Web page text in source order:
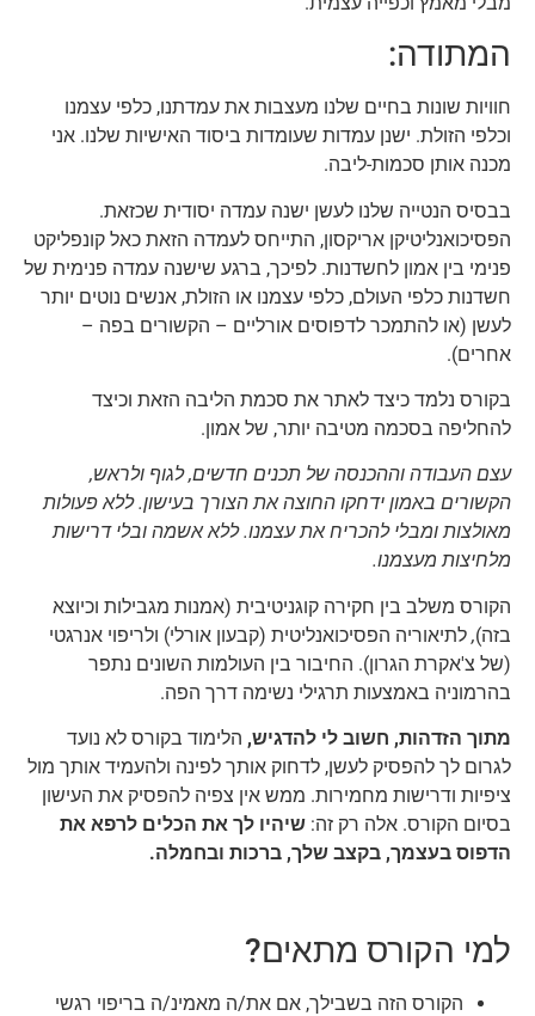
המתודה:
חוויות שונות בחיים שלנו מעצבות את עמדתנו, כלפי עצמנו
וכלפי הזולת. ישנן עמדות שעומדות ביסוד האישיות שלנו. אני
מכנה אותן סכמות-ליבה.
בבסיס הנטייה שלנו לעשן ישנה עמדה יסודית שכזאת.
הפסיכואנליטיקן אריקסון, התייחס לעמדה הזאת כאל קונפליקט
פנימי בין אמון לחשדנות. לפיכך, ברגע שישנה עמדה פנימית של
חשדנות כלפי העולם, כלפי עצמנו או הזולת, אנשים נוטים יותר
לעשן (או להתמכר לדפוסים אורליים – הקשורים בפה –
אחרים).
בקורס נלמד כיצד לאתר את סכמת הליבה הזאת וכיצד
להחליפה בסכמה מטיבה יותר, של אמון.
עצם העבודה וההכנסה של תכנים חדשים, לגוף ולראש,
הקשורים באמון ידחקו החוצה את הצורך בעישון. ללא פעולות
מאולצות ומבלי להכריח את עצמנו. ללא אשמה ובלי דרישות
מלחיצות מעצמנו.
הקורס משלב בין חקירה קוגניטיבית (אמנות מגבילות וכיוצא
בזה), לתיאוריה הפסיכואנליטית (קבעון אורלי) ולריפוי אנרגטי
(של צ'אקרת הגרון). החיבור בין העולמות השונים נתפר
בהרמוניה באמצעות תרגילי נשימה דרך הפה.
מתוך הזדהות, חשוב לי להדגיש, הלימוד בקורס לא נועד
לגרום לך להפסיק לעשן, לדחוק אותך לפינה ולהעמיד אותך מול
ציפיות ודרישות מחמירות. ממש אין צפיה להפסיק את העישון
בסיום הקורס. אלה רק זה: שיהיו לך את הכלים לרפא את
הדפוס בעצמך, בקצב שלך, ברכות ובחמלה.
למי הקורס מתאים?
הקורס הזה בשבילך, אם את/ה מאמינ/ה בריפוי רגשי